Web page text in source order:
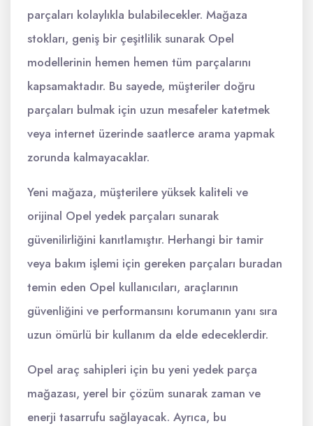
parçaları kolaylıkla bulabilecekler. Mağaza
stokları, geniş bir çeşitlilik sunarak Opel
modellerinin hemen hemen tüm parçalarını
kapsamaktadır. Bu sayede, müşteriler doğru
parçaları bulmak için uzun mesafeler katetmek
veya internet üzerinde saatlerce arama yapmak
zorunda kalmayacaklar.
Yeni mağaza, müşterilere yüksek kaliteli ve
orijinal Opel yedek parçaları sunarak
güvenilirliğini kanıtlamıştır. Herhangi bir tamir
veya bakım işlemi için gereken parçaları buradan
temin eden Opel kullanıcıları, araçlarının
güvenliğini ve performansını korumanın yanı sıra
uzun ömürlü bir kullanım da elde edeceklerdir.
Opel araç sahipleri için bu yeni yedek parça
mağazası, yerel bir çözüm sunarak zaman ve
enerji tasarrufu sağlayacak. Ayrıca, bu